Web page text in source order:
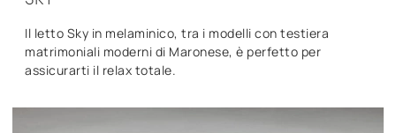
Il letto Sky in melaminico, tra i modelli con testiera
matrimoniali moderni di Maronese, è perfetto per
assicurarti il relax totale.